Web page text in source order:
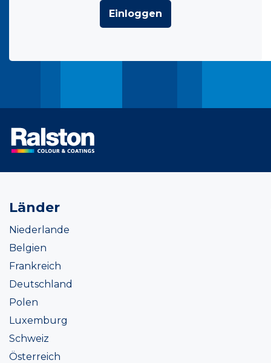
Einloggen
Länder
Niederlande
Belgien
Frankreich
Deutschland
Polen
Luxemburg
Schweiz
Österreich